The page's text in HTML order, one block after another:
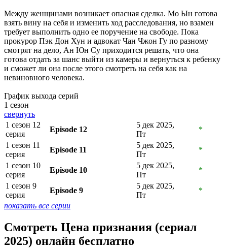
Между женщинами возникает опасная сделка. Мо Ын готова
взять вину на себя и изменить ход расследования, но взамен
требует выполнить одно ее поручение на свободе. Пока
прокурор Пэк Дон Хун и адвокат Чан Чжон Гу по разному
смотрят на дело, Ан Юн Су приходится решать, что она
готова отдать за шанс выйти из камеры и вернуться к ребенку
и сможет ли она после этого смотреть на себя как на
невиновного человека.
График выхода серий
1 сезон
свернуть
1 сезон 12
серия
Episode 12
5 дек 2025,
Пт
*
1 сезон 11
серия
Episode 11
5 дек 2025,
Пт
*
1 сезон 10
серия
Episode 10
5 дек 2025,
Пт
*
1 сезон 9
серия
Episode 9
5 дек 2025,
Пт
*
показать все серии
Смотреть Цена признания (сериал
2025) онлайн бесплатно